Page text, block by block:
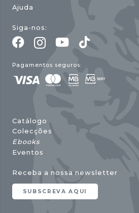
Ajuda
Siga-nos:
Pagamentos seguros:
Catálogo
Colecções
Ebooks
Eventos
Receba a nossa newsletter
SUBSCREVA AQUI